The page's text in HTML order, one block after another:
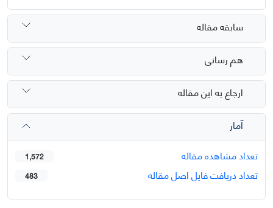
سابقه مقاله
هم رسانی
ارجاع به این مقاله
آمار
تعداد مشاهده مقاله
1,572
تعداد دریافت فایل اصل مقاله 483